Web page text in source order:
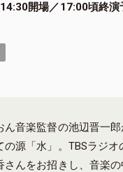
開場／17:00頃終演
音楽監督の池辺晋一郎
源「水」。TBSラジ
んをお招きし、音楽